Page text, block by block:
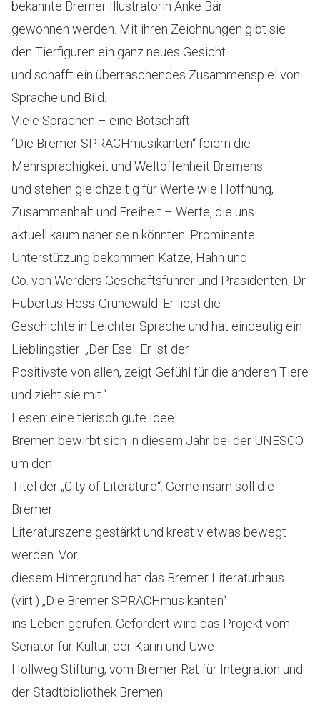
bekannte Bremer Illustratorin Anke Bär
gewonnen werden. Mit ihren Zeichnungen gibt sie
den Tierfiguren ein ganz neues Gesicht
und schafft ein überraschendes Zusammenspiel von
Sprache und Bild.
Viele Sprachen – eine Botschaft
“Die Bremer SPRACHmusikanten“ feiern die
Mehrsprachigkeit und Weltoffenheit Bremens
und stehen gleichzeitig für Werte wie Hoffnung,
Zusammenhalt und Freiheit – Werte, die uns
aktuell kaum näher sein könnten. Prominente
Unterstützung bekommen Katze, Hahn und
Co. von Werders Geschäftsführer und Präsidenten, Dr.
Hubertus Hess-Grunewald. Er liest die
Geschichte in Leichter Sprache und hat eindeutig ein
Lieblingstier: „Der Esel. Er ist der
Positivste von allen, zeigt Gefühl für die anderen Tiere
und zieht sie mit.“
Lesen: eine tierisch gute Idee!
Bremen bewirbt sich in diesem Jahr bei der UNESCO
um den
Titel der „City of Literature“. Gemeinsam soll die
Bremer
Literaturszene gestärkt und kreativ etwas bewegt
werden. Vor
diesem Hintergrund hat das Bremer Literaturhaus
(virt.) „Die Bremer SPRACHmusikanten“
ins Leben gerufen. Gefördert wird das Projekt vom
Senator für Kultur, der Karin und Uwe
Hollweg Stiftung, vom Bremer Rat für Integration und
der Stadtbibliothek Bremen.